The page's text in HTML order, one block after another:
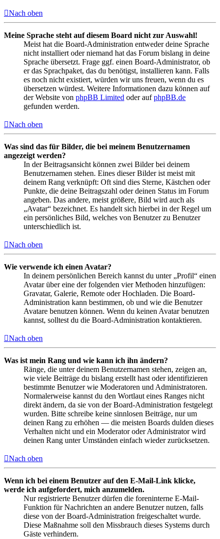
Nach oben
Meine Sprache steht auf diesem Board nicht zur Auswahl!
Meist hat die Board-Administration entweder deine Sprache
nicht installiert oder niemand hat das Forum bislang in deine
Sprache übersetzt. Frage ggf. einen Board-Administrator, ob
er das Sprachpaket, das du benötigst, installieren kann. Falls
es noch nicht existiert, würden wir uns freuen, wenn du es
übersetzen würdest. Weitere Informationen dazu können auf
der Website von phpBB Limited oder aufphpBB.de
gefunden werden.
Nach oben
Was sind das für Bilder, die bei meinem Benutzernamen
angezeigt werden?
In der Beitragsansicht können zwei Bilder bei deinem
Benutzernamen stehen. Eines dieser Bilder ist meist mit
deinem Rang verknüpft: Oft sind dies Sterne, Kästchen oder
Punkte, die deine Beitragszahl oder deinen Status im Forum
angeben. Das andere, meist größere, Bild wird auch als
„Avatar“ bezeichnet. Es handelt sich hierbei in der Regel um
ein persönliches Bild, welches von Benutzer zu Benutzer
unterschiedlich ist.
Nach oben
Wie verwende ich einen Avatar?
In deinem persönlichen Bereich kannst du unter „Profil“ einen
Avatar über eine der folgenden vier Methoden hinzufügen:
Gravatar, Galerie, Remote oder Hochladen. Die Board-
Administration kann bestimmen, ob und wie die Benutzer
Avatare benutzen können. Wenn du keinen Avatar benutzen
kannst, solltest du die Board-Administration kontaktieren.
Nach oben
Was ist mein Rang und wie kann ich ihn ändern?
Ränge, die unter deinem Benutzernamen stehen, zeigen an,
wie viele Beiträge du bislang erstellt hast oder identifizieren
bestimmte Benutzer wie Moderatoren und Administratoren.
Normalerweise kannst du den Wortlaut eines Ranges nicht
direkt ändern, da sie von der Board-Administration festgelegt
wurden. Bitte schreibe keine sinnlosen Beiträge, nur um
deinen Rang zu erhöhen — die meisten Boards dulden dieses
Verhalten nicht und ein Moderator oder Administrator wird
deinen Rang unter Umständen einfach wieder zurücksetzen.
Nach oben
Wenn ich bei einem Benutzer auf den E-Mail-Link klicke,
werde ich aufgefordert, mich anzumelden.
Nur registrierte Benutzer dürfen die foreninterne E-Mail-
Funktion für Nachrichten an andere Benutzer nutzen, falls
diese von der Board-Administration freigeschaltet wurde.
Diese Maßnahme soll den Missbrauch dieses Systems durch
Gäste verhindern.